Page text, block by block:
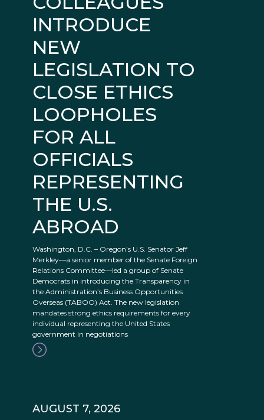
INTRODUCE
NEW
LEGISLATION TO
CLOSE ETHICS
LOOPHOLES
FOR ALL
OFFICIALS
REPRESENTING
THE U.S.
ABROAD
Washington, D.C. – Oregon’s U.S. Senator Jeff
Merkley—a senior member of the Senate Foreign
Relations Committee—led a group of Senate
Democrats in introducing the Transparency in
the Administration’s Business Opportunities
Overseas (TABOO) Act. The new legislation
mandates strong ethics requirements for every
individual representing the United States
government in negotiations
AUGUST 7, 2026